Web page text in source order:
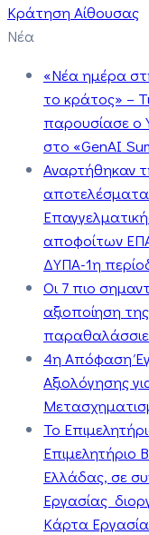
Κράτηση Αίθουσας
Νέα
«Νέα ημέρα
το κράτος» –
παρουσίασε ο
στο «GenAI
Αναρτήθηκαν
αποφοίτων
ΔΥΠΑ-1η
Οι 7 πιο
αξιοποίηση
4η Απόφαση
Αξιολόγησης
Το
Επιμελητήριο
Ελλάδας, σε
Εργασίας
Κάρτα